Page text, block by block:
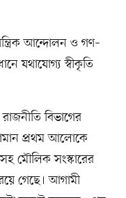
আন্দোলন ও গণ–
যথাযোগ্য স্বীকৃতি
বিভাগের
প্রথম আলোকে
মৌলিক সংস্কারের
গেছে। আগামী